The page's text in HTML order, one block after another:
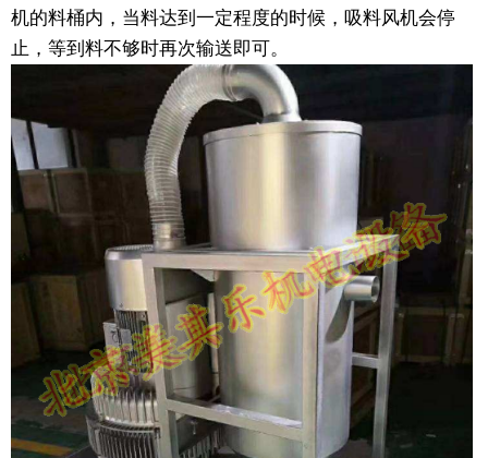
机的料桶内，当料达到一定程度的时候，吸料风机会停
止，等到料不够时再次输送即可。